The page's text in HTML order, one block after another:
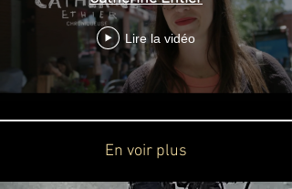
Lire la vidéo
En voir plus